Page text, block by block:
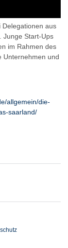
Delegationen aus
Junge Start-Ups
im Rahmen des
Unternehmen und
allgemein/die-
saarland/